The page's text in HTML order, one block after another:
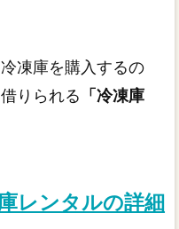
凍庫を購入するの
りられる 「冷凍庫
レンタルの詳細